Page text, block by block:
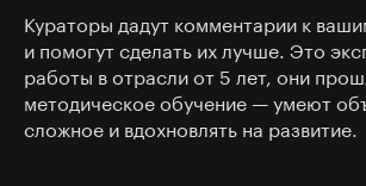
Кураторы дадут комментарии к
и помогут сделать их лучше. Это
работы в отрасли от 5 лет, они
методическое обучение — умеют
сложное и вдохновлять на развитие.